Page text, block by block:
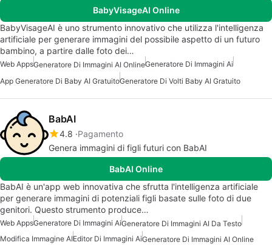
BabyVisageAI Online
BabyVisageAI è uno strumento innovativo che utilizza l'intelligenza
artificiale per generare immagini del possibile aspetto di un futuro
bambino, a partire dalle foto dei…
Web AppsGeneratore Di Immagini AI OnlineGeneratore Di Immagini Ai
App Generatore Di Baby AI GratuitoGeneratore Di Volti Baby AI Gratuito
BabAI
4.8 Pagamento
Genera immagini di figli futuri con BabAI
BabAI Online
BabAI è un'app web innovativa che sfrutta l'intelligenza artificiale
per generare immagini di potenziali figli basate sulle foto di due
genitori. Questo strumento produce…
Web AppsGeneratore Di Immagini AiGeneratore Di Immagini AI Da Testo
Modifica Immagine AIEditor Di Immagini AiGeneratore Di Immagini AI Online